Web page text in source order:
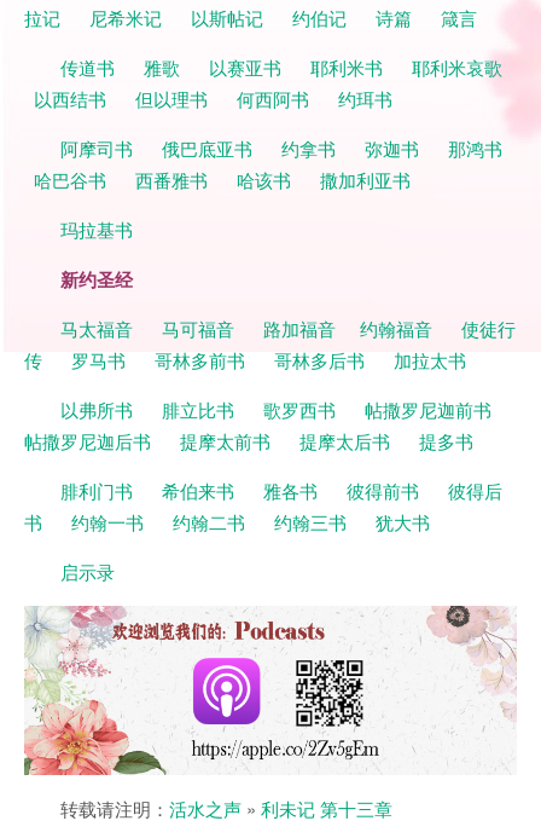
拉记
尼希米记 以斯帖记 约伯记 诗篇
箴言
传道书
雅歌 以赛亚书 耶利米书
耶利米哀歌
以西结书
但以理书 何西阿书
约珥书
阿摩司书
俄巴底亚书 约拿书 弥迦书
那鸿书
哈巴谷书
西番雅书 哈该书
撒加利亚书
玛拉基书
新约圣经
马太福音 马可福音 路加福音 约翰福音
使徒行
传
罗马书 哥林多前书 哥林多后书
加拉太书
以弗所书
腓立比书 歌罗西书
帖撒罗尼迦前书
帖撒罗尼迦后书
提摩太前书 提摩太后书
提多书
腓利门书
希伯来书 雅各书 彼得前书
彼得后
书
约翰一书 约翰二书 约翰三书
犹大书
启示录
转载请注明： 活水之声 » 利未记 第十三章